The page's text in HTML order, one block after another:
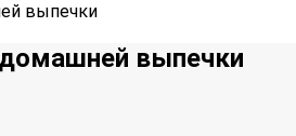
выпечки
выпечки